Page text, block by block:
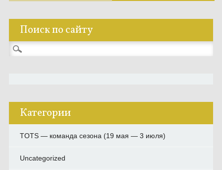
Поиск по сайту
Найти:
Категории
TOTS — команда сезона (19 мая — 3 июля)
Uncategorized